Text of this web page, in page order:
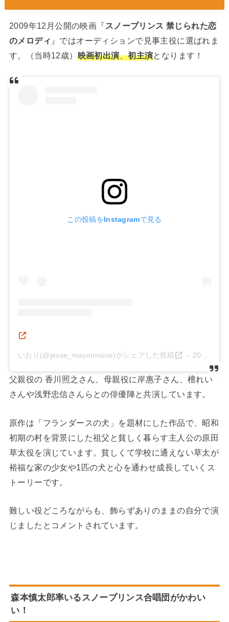
2009年12月公開の映画『 スノープリンス 禁じられた恋
のメロディ 』ではオーディションで見事主役に選ばれま
す。（当時12歳） 映画初出演、初主演となります！
この投稿をInstagramで見る
いおり(@jesse_mayonnaise)がシェアした投稿 – 2019年 8月月27日午前4時19分PDT
父親役の 香川照之さん、母親役に岸惠子さん、檀れい
さんや浅野忠信さんらとの俳優陣と共演しています。
原作は「フランダースの犬」を題材にした作品で、昭和
初期の村を背景にした祖父と貧しく暮らす主人公の原田
草太役を演じています。貧しくて学校に通えない草太が
裕福な家の少女や1匹の犬と心を通わせ成長していくス
トーリーです。
難しい役どころながらも、飾らずありのままの自分で演
じましたとコメントされています。
森本慎太郎率いるスノープリンス合唱団がかわい
い！